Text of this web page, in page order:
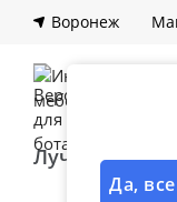
Да,
Воронеж
Лучшее